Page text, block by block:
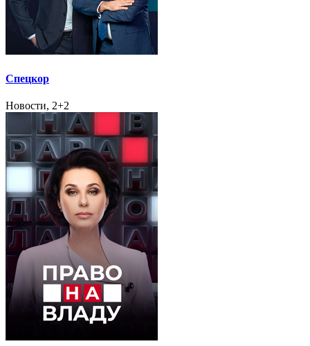
Спецкор
Новости, 2+2